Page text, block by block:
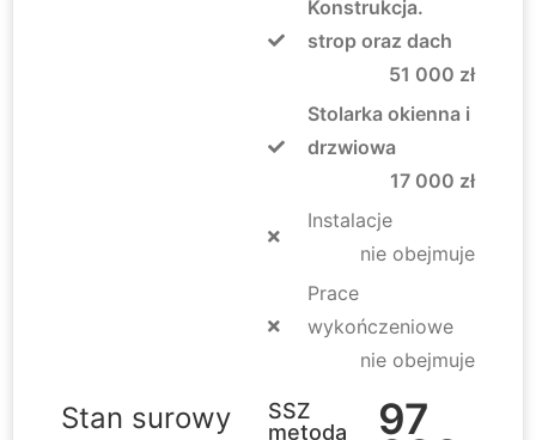
Konstrukcja.
strop oraz dach
51 000 zł
Stolarka okienna i
drzwiowa
17 000 zł
Instalacje
nie obejmuje
Prace
wykończeniowe
nie obejmuje
Stan surowy
SSZ
metoda
97